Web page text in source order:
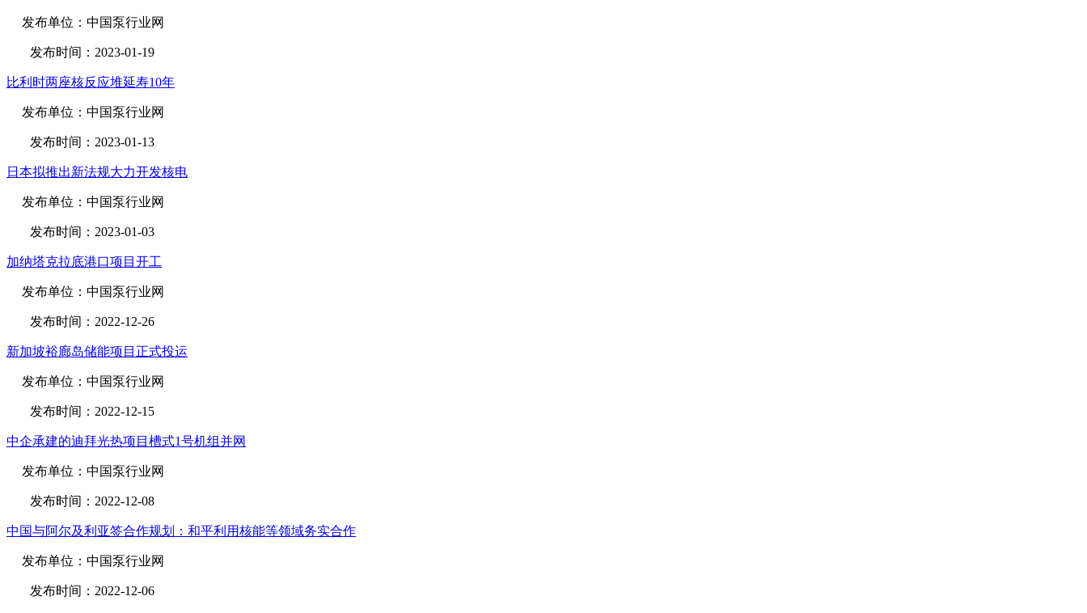
发布单位：中国泵行业网
发布时间：2023-01-19
比利时两座核反应堆延寿10年
发布单位：中国泵行业网
发布时间：2023-01-13
日本拟推出新法规大力开发核电
发布单位：中国泵行业网
发布时间：2023-01-03
加纳塔克拉底港口项目开工
发布单位：中国泵行业网
发布时间：2022-12-26
新加坡裕廊岛储能项目正式投运
发布单位：中国泵行业网
发布时间：2022-12-15
中企承建的迪拜光热项目槽式1号机组并网
发布单位：中国泵行业网
发布时间：2022-12-08
中国与阿尔及利亚签合作规划：和平利用核能等领域务实合作
发布单位：中国泵行业网
发布时间：2022-12-06